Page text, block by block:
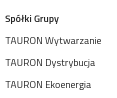
Spółki Grupy
TAURON Wytwarzanie
TAURON Dystrybucja
TAURON Ekoenergia